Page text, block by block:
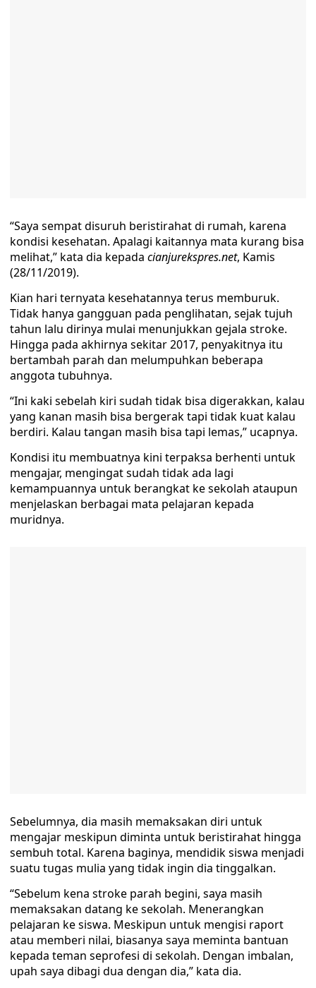
“Saya sempat disuruh beristirahat di rumah, karena
kondisi kesehatan. Apalagi kaitannya mata kurang bisa
melihat,” kata dia kepada cianjurekspres.net, Kamis
(28/11/2019).
Kian hari ternyata kesehatannya terus memburuk.
Tidak hanya gangguan pada penglihatan, sejak tujuh
tahun lalu dirinya mulai menunjukkan gejala stroke.
Hingga pada akhirnya sekitar 2017, penyakitnya itu
bertambah parah dan melumpuhkan beberapa
anggota tubuhnya.
“Ini kaki sebelah kiri sudah tidak bisa digerakkan, kalau
yang kanan masih bisa bergerak tapi tidak kuat kalau
berdiri. Kalau tangan masih bisa tapi lemas,” ucapnya.
Kondisi itu membuatnya kini terpaksa berhenti untuk
mengajar, mengingat sudah tidak ada lagi
kemampuannya untuk berangkat ke sekolah ataupun
menjelaskan berbagai mata pelajaran kepada
muridnya.
Sebelumnya, dia masih memaksakan diri untuk
mengajar meskipun diminta untuk beristirahat hingga
sembuh total. Karena baginya, mendidik siswa menjadi
suatu tugas mulia yang tidak ingin dia tinggalkan.
“Sebelum kena stroke parah begini, saya masih
memaksakan datang ke sekolah. Menerangkan
pelajaran ke siswa. Meskipun untuk mengisi raport
atau memberi nilai, biasanya saya meminta bantuan
kepada teman seprofesi di sekolah. Dengan imbalan,
upah saya dibagi dua dengan dia,” kata dia.